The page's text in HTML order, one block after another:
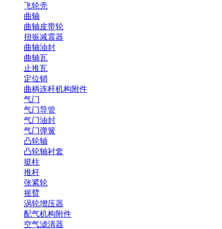
飞轮壳
曲轴
曲轴皮带轮
扭振减震器
曲轴油封
曲轴瓦
止推瓦
定位销
曲柄连杆机构附件
气门
气门导管
气门油封
气门弹簧
凸轮轴
凸轮轴衬套
挺柱
推杆
张紧轮
摇臂
涡轮增压器
配气机构附件
空气滤清器